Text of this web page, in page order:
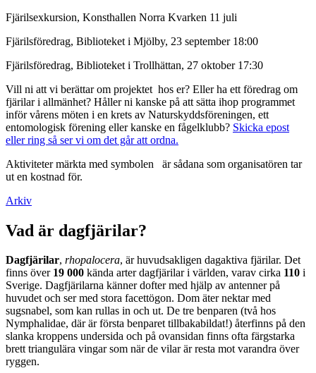
Fjärilsexkursion, Konsthallen Norra Kvarken 11 juli
Fjärilsföredrag, Biblioteket i Mjölby, 23 september 18:00
Fjärilsföredrag, Biblioteket i Trollhättan, 27 oktober 17:30
Vill ni att vi berättar om projektet hos er? Eller ha ett föredrag om
fjärilar i allmänhet? Håller ni kanske på att sätta ihop programmet
inför vårens möten i en krets av Naturskyddsföreningen, ett
entomologisk förening eller kanske en fågelklubb? Skicka epost
eller ring så ser vi om det går att ordna.
Aktiviteter märkta med symbolen
är sådana som organisatören tar
ut en kostnad för.
Arkiv
Vad är dagfjärilar?
Dagfjärilar, rhopalocera, är huvudsakligen dagaktiva fjärilar. Det
finns över 19 000 kända arter dagfjärilar i världen, varav cirka 110 i
Sverige. Dagfjärilarna känner dofter med hjälp av antenner på
huvudet och ser med stora facettögon. Dom äter nektar med
sugsnabel, som kan rullas in och ut. De tre benparen (två hos
Nymphalidae, där är första benparet tillbakabildat!) återfinns på den
slanka kroppens undersida och på ovansidan finns ofta färgstarka
brett triangulära vingar som när de vilar är resta mot varandra över
ryggen.